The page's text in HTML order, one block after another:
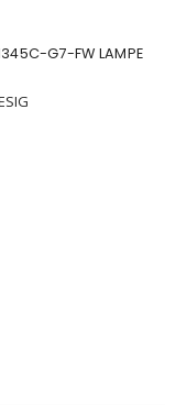
G7-FW LAMPE